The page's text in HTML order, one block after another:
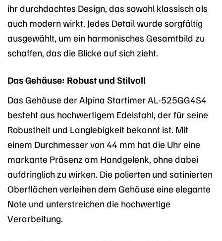
ihr durchdachtes Design, das sowohl klassisch als
auch modern wirkt. Jedes Detail wurde sorgfältig
ausgewählt, um ein harmonisches Gesamtbild zu
schaffen, das die Blicke auf sich zieht.
Das Gehäuse: Robust und Stilvoll
Das Gehäuse der Alpina Startimer AL-525GG4S4
besteht aus hochwertigem Edelstahl, der für seine
Robustheit und Langlebigkeit bekannt ist. Mit
einem Durchmesser von 44 mm hat die Uhr eine
markante Präsenz am Handgelenk, ohne dabei
aufdringlich zu wirken. Die polierten und satinierten
Oberflächen verleihen dem Gehäuse eine elegante
Note und unterstreichen die hochwertige
Verarbeitung.